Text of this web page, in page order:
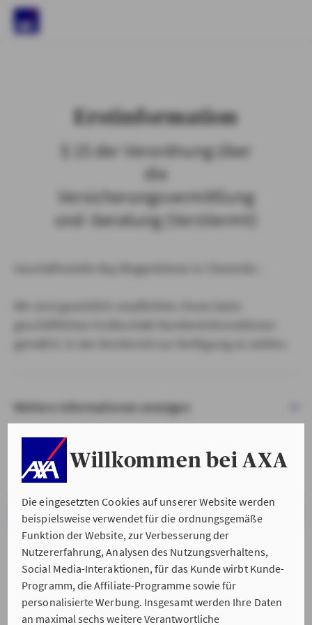
Willkommen bei AXA
Die eingesetzten Cookies auf unserer Website werden
beispielsweise verwendet für die ordnungsgemäße
Funktion der Website, zur Verbesserung der
Nutzererfahrung, Analysen des Nutzungsverhaltens,
Social Media-Interaktionen, für das Kunde wirbt Kunde-
Programm, die Affiliate-Programme sowie für
personalisierte Werbung. Insgesamt werden Ihre Daten
an maximal sechs weitere Verantwortliche
Erstinformation
§ 15 der Verordnung über
die
Versicherungsvermittlung
und -beratung (VersVermV)
Geschäftsstelle Ray Wagenlehner in Chemnitz :
Weitere Informationen anzeigen
VERSTANDEN & WEITER